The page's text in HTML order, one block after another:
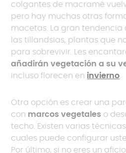
colgantes de macramé
pero hay muchas otras
macetas. La gran tendencia
las tillandsias, plantas que
para sobrevivir. Les
añadirán vegetación a su
incluso florecen en invierno.
Otra opción es crear una
con marcos vegetales o
techo. Existen varias
cuales puede configurar
Por último, si no eres un